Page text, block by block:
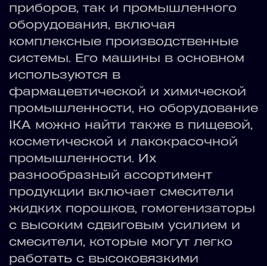
приборов, так и промышленного
оборудования, включая
комплексные производственные
системы. Его машины в основном
используются в
фармацевтической и химической
промышленности, но оборудование
IKA можно найти также в пищевой,
косметической и лакокрасочной
промышленности. Их
разнообразный ассортимент
продукции включает смесители
жидких порошков, гомогенизаторы
с высоким сдвиговым усилием и
смесители, которые могут легко
работать с высоковязкими